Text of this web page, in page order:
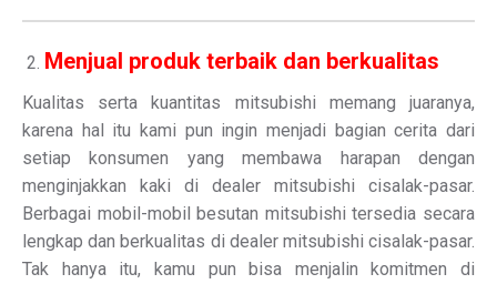
Menjual produk terbaik dan berkualitas
Kualitas serta kuantitas mitsubishi memang juaranya,
karena hal itu kami pun ingin menjadi bagian cerita dari
setiap konsumen yang membawa harapan dengan
menginjakkan kaki di dealer mitsubishi cisalak-pasar.
Berbagai mobil-mobil besutan mitsubishi tersedia secara
lengkap dan berkualitas di dealer mitsubishi cisalak-pasar.
Tak hanya itu, kamu pun bisa menjalin komitmen di